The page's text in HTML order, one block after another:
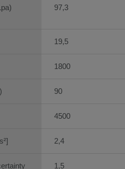
97,3
19,5
1800
90
4500
2,4
1,5